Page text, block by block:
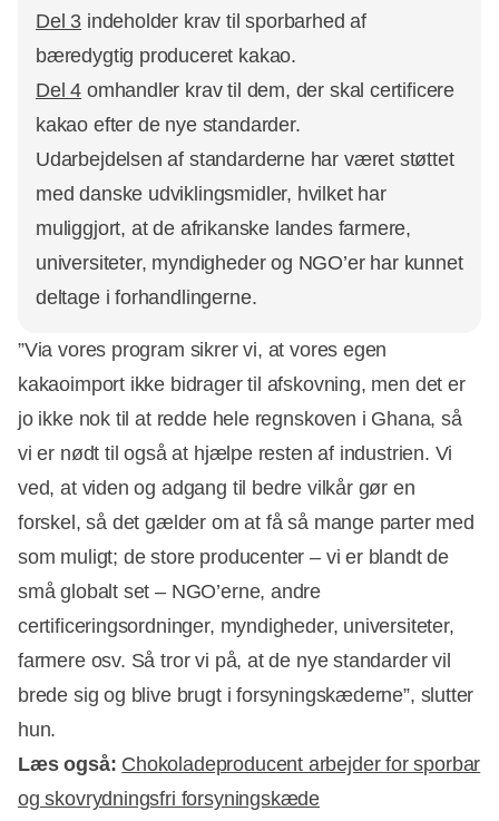
Del 3 indeholder krav til sporbarhed af
bæredygtig produceret kakao.
Del 4 omhandler krav til dem, der skal certificere
kakao efter de nye standarder.
Udarbejdelsen af standarderne har været støttet
med danske udviklingsmidler, hvilket har
muliggjort, at de afrikanske landes farmere,
universiteter, myndigheder og NGO’er har kunnet
deltage i forhandlingerne.
”Via vores program sikrer vi, at vores egen
kakaoimport ikke bidrager til afskovning, men det er
jo ikke nok til at redde hele regnskoven i Ghana, så
vi er nødt til også at hjælpe resten af industrien. Vi
ved, at viden og adgang til bedre vilkår gør en
forskel, så det gælder om at få så mange parter med
som muligt; de store producenter – vi er blandt de
små globalt set – NGO’erne, andre
certificeringsordninger, myndigheder, universiteter,
farmere osv. Så tror vi på, at de nye standarder vil
brede sig og blive brugt i forsyningskæderne”, slutter
hun.
Læs også: Chokoladeproducent arbejder for sporbar
og skovrydningsfri forsyningskæde